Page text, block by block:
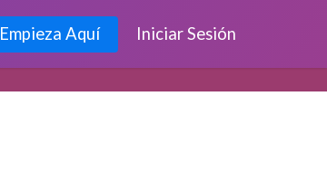
Empieza Aquí Iniciar Sesión